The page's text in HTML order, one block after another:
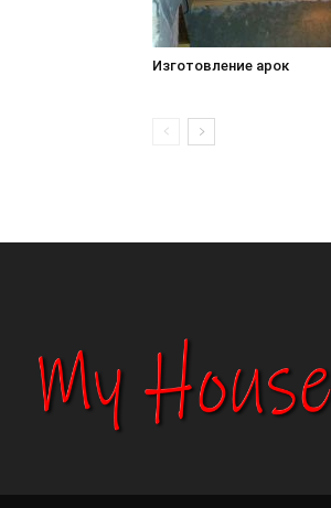
Изготовление арок